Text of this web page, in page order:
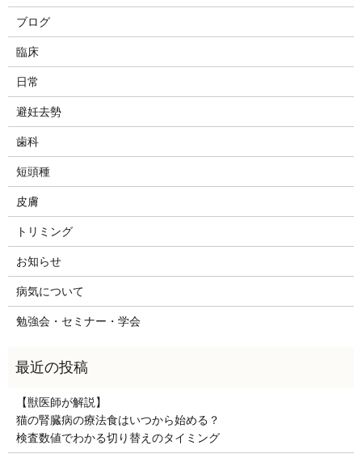
ブログ
臨床
日常
避妊去勢
歯科
短頭種
皮膚
トリミング
お知らせ
病気について
勉強会・セミナー・学会
【獣医師が解説】
猫の腎臓病の療法食はいつから始める？
検査数値でわかる切り替えのタイミング